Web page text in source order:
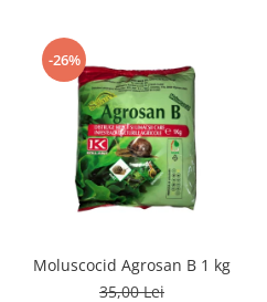
-26%
Moluscocid Agrosan B 1 kg
35,00 Lei